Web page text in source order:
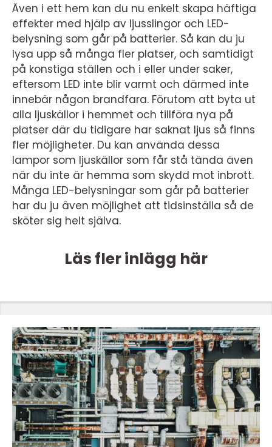
Även i ett hem kan du nu enkelt skapa häftiga
effekter med hjälp av ljusslingor och LED-
belysning som går på batterier. Så kan du ju
lysa upp så många fler platser, och samtidigt
på konstiga ställen och i eller under saker,
eftersom LED inte blir varmt och därmed inte
innebär någon brandfara. Förutom att byta ut
alla ljuskällor i hemmet och tillföra nya på
platser där du tidigare har saknat ljus så finns
fler möjligheter. Du kan använda dessa
lampor som ljuskällor som får stå tända även
när du inte är hemma som skydd mot inbrott.
Många LED-belysningar som går på batterier
har du ju även möjlighet att tidsinställa så de
sköter sig helt själva.
Läs fler inlägg här